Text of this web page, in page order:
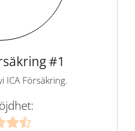
#1
ICA Försäkring.